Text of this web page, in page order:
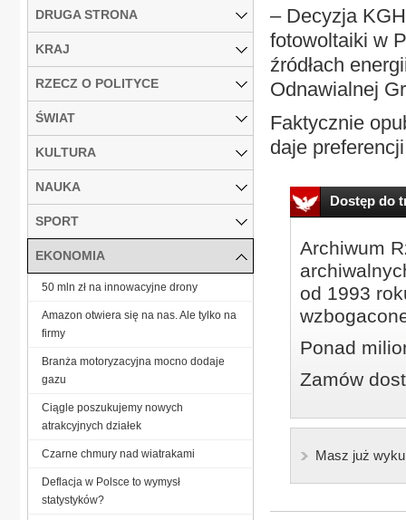
– Decyzja
fotowoltaiki w
źródłach
Odnawialnej
Faktycznie
daje
Dostęp do
Archiwum
od 1993
Ponad
Zamów
Masz już
DRUGA STRONA
KRAJ
RZECZ O POLITYCE
ŚWIAT
KULTURA
NAUKA
SPORT
EKONOMIA
50 mln zł na innowacyjne drony
Amazon otwiera się na nas. Ale tylko na
firmy
Branża motoryzacyjna mocno dodaje
gazu
Ciągle poszukujemy nowych
atrakcyjnych działek
Czarne chmury nad wiatrakami
Deflacja w Polsce to wymysł
statystyków?